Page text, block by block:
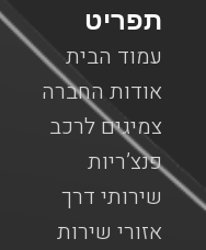
תפריט
עמוד הבית
אודות החברה
צמיגים לרכב
פנצ’ריות
שירותי דרך
אזורי שירות